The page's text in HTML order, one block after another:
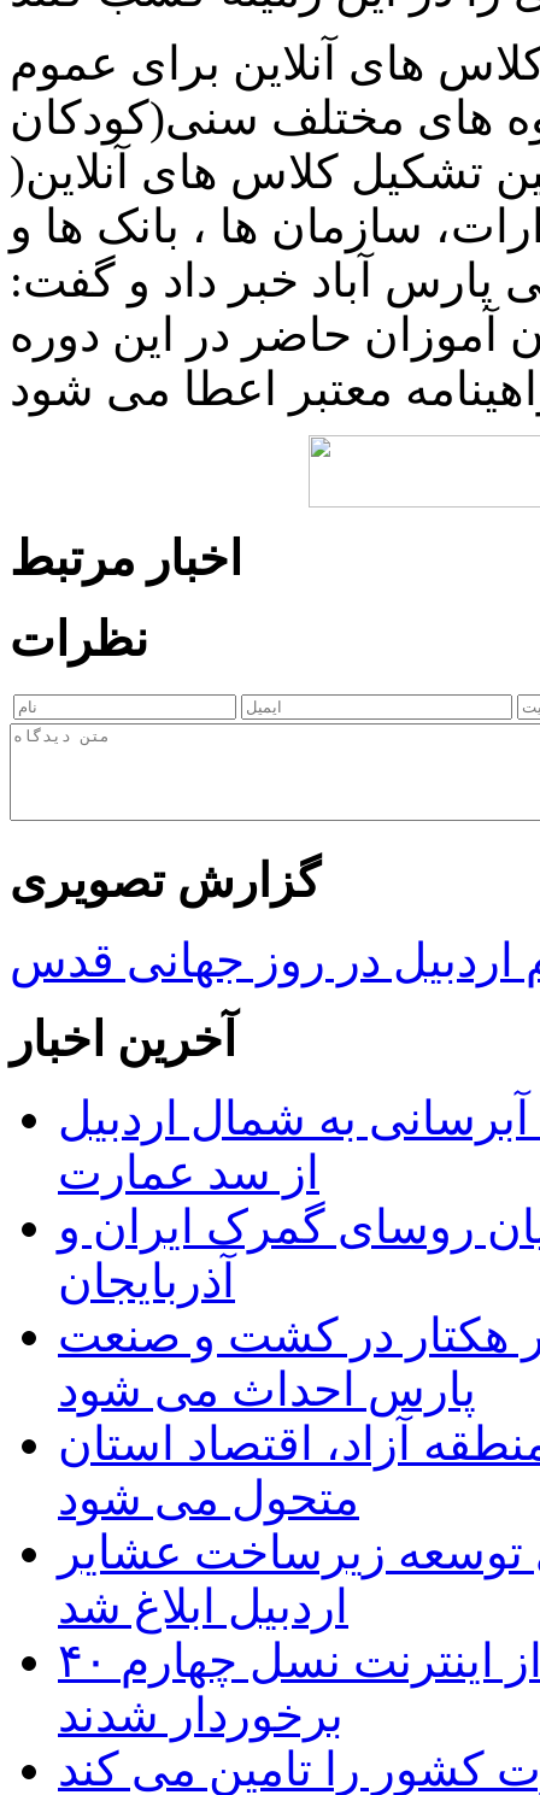
های آنلاین برای عموم
های مختلف سنی(کودکان
تشکیل کلاس های آنلاین(
سازمان ها ، بانک ها و
پارس آباد خبر داد و گفت:
آموزان حاضر در این دوره
اخبار مرتبط
نظرات
گزارش تصویری
در روز جهانی قدس
آخرین اخبار
ماده ۲۳ طرح آبرسانی به شمال اردبیل
از سد عمارت
روسای گمرک ایران و
آذربایجان
هکتار در کشت و صنعت
پارس احداث می شود
آزاد، اقتصاد استان
متحول می شود
برای توسعه زیرساخت عشایر
اردبیل ابلاغ شد
۴۰ روستای شهرستان گِرمی از اینترنت نسل چهارم
برخوردار شدند